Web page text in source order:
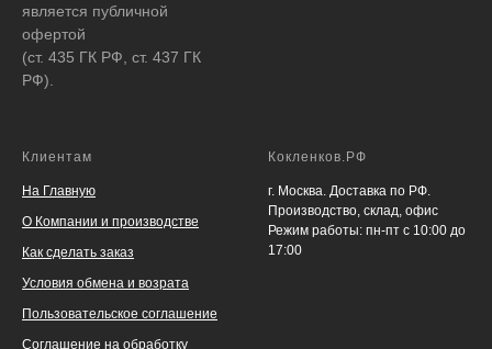
является публичной
офертой
(ст. 435 ГК РФ, ст. 437 ГК
РФ).
Клиентам
На Главную
О Компании и производстве
Как сделать заказ
Условия обмена и возрата
Пользовательское соглашение
Соглашение на обработку
Кокленков.РФ
г. Москва. Доставка по РФ.
Производство, склад, офис
Режим работы: пн-пт с 10:00 до
17:00